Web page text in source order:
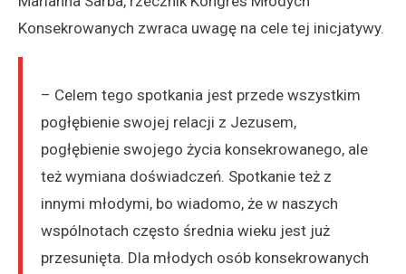
Konsekrowanych zwraca uwagę na cele tej inicjatywy.
– Celem tego spotkania jest przede wszystkim
pogłębienie swojej relacji z Jezusem,
pogłębienie swojego życia konsekrowanego, ale
też wymiana doświadczeń. Spotkanie też z
innymi młodymi, bo wiadomo, że w naszych
wspólnotach często średnia wieku jest już
przesunięta. Dla młodych osób konsekrowanych